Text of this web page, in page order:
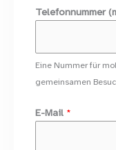
v
i
u
l
e
Telefonnummer
Eine Nummer für
gemeinsamen
E-Mail *